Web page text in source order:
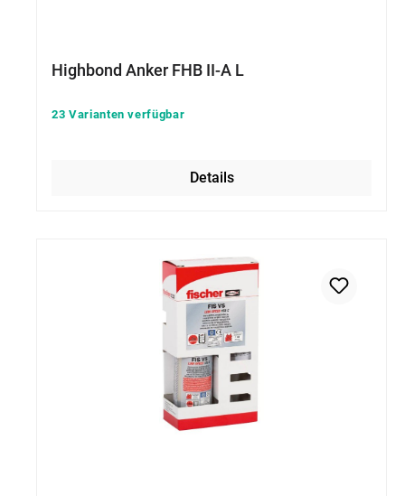
Highbond Anker FHB II-A L
23 Varianten verfügbar
Details